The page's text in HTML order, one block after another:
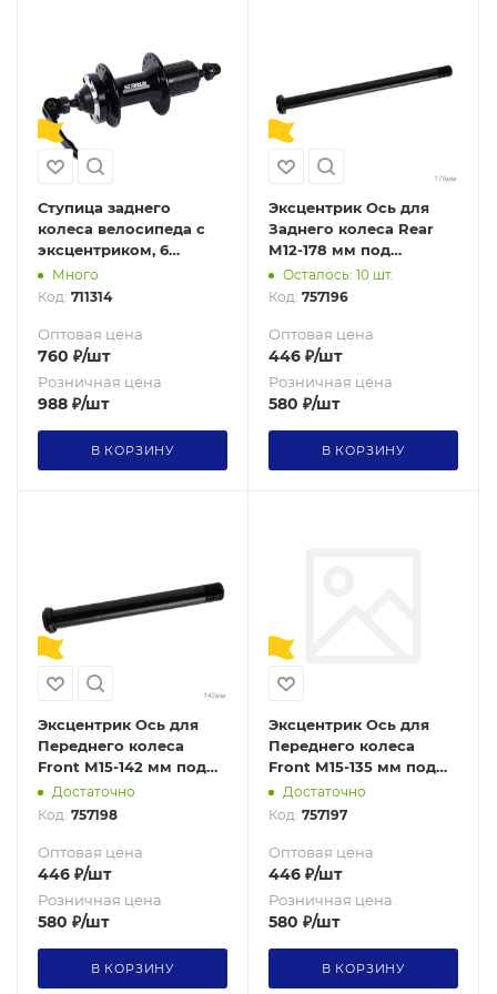
Ступица заднего
колеса велосипеда с
эксцентриком, 6
болтов. 2
промподшипника. 32
SUNRUN/ RH-M01 / уп 25
Много
Код: 711314
Оптовая цена
760 ₽/шт
Розничная цена
988 ₽/шт
В КОРЗИНУ
Эксцентрик Ось для
Заднего колеса Rear
М12-178 мм под
шестигранник.
Алюминивый / KENLI
741495
Осталось: 10 шт.
Код: 757196
Оптовая цена
446 ₽/шт
Розничная цена
580 ₽/шт
В КОРЗИНУ
Эксцентрик Ось для
Переднего колеса
Front М15-142 мм под
шестигранник.
Алюминивый / KENLI
741491
Достаточно
Код: 757198
Оптовая цена
446 ₽/шт
Розничная цена
580 ₽/шт
В КОРЗИНУ
Эксцентрик Ось для
Переднего колеса
Front М15-135 мм под
шестигранник.
Алюминивый / KENLI
725756
Достаточно
Код: 757197
Оптовая цена
446 ₽/шт
Розничная цена
580 ₽/шт
В КОРЗИНУ